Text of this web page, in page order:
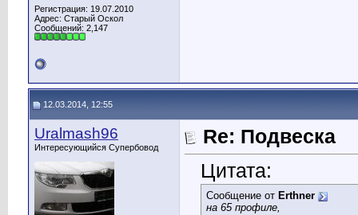
Регистрация: 19.07.2010
Адрес: Старый Оскол
Сообщений: 2,147
12.03.2014, 12:55
Uralmash96
Интересующийся Супербовод
Re: Подвеска
Цитата:
Сообщение от Erthner
на 65 профиле,